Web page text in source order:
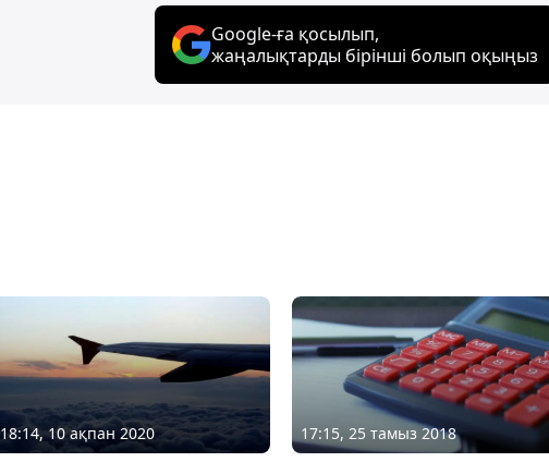
Google-ға қосылып,
жаңалықтарды бірінші болып оқыңыз
18:14, 10 ақпан 2020 17:15, 25 тамыз 2018